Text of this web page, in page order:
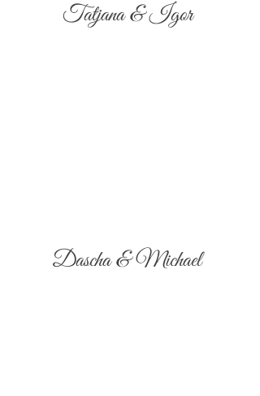
Tatjana & Igor
Dascha & Michael